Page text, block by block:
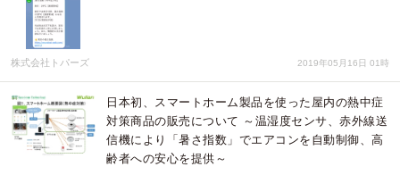
株式会社トパーズ 2019年05月16日 01時
日本初、スマートホーム製品を使った屋内の熱中症
対策商品の販売について ～温湿度センサ、赤外線送
信機により「暑さ指数」でエアコンを自動制御、高
齢者への安心を提供～